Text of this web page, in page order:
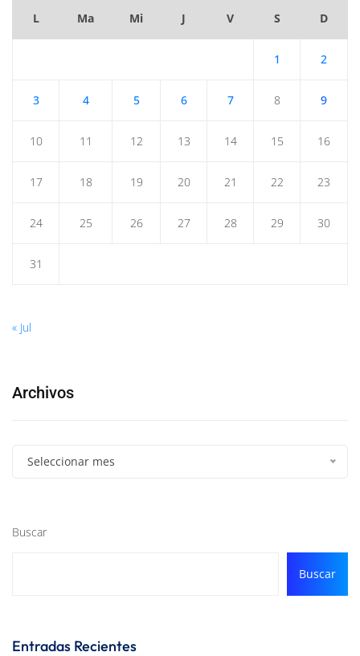
L Ma Mi J V S D
1 2
3 4 5 6 7 8 9
10 11 12 13 14 15 16
17 18 19 20 21 22 23
24 25 26 27 28 29 30
31
« Jul
Archivos
Seleccionar mes
Buscar
Buscar
Entradas Recientes